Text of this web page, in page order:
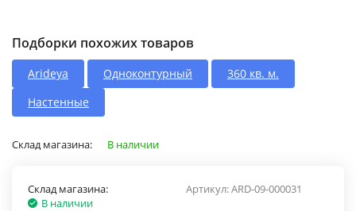
Подборки похожих товаров
Arideya Одноконтурный
360 кв. м.
Настенные
Склад магазина: В наличии
Артикул:ARD-09-000031
Склад магазина:
В наличии